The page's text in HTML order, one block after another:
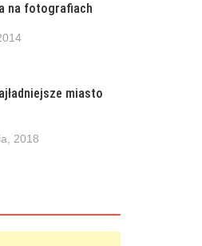
na fotografiach
miasto
2018